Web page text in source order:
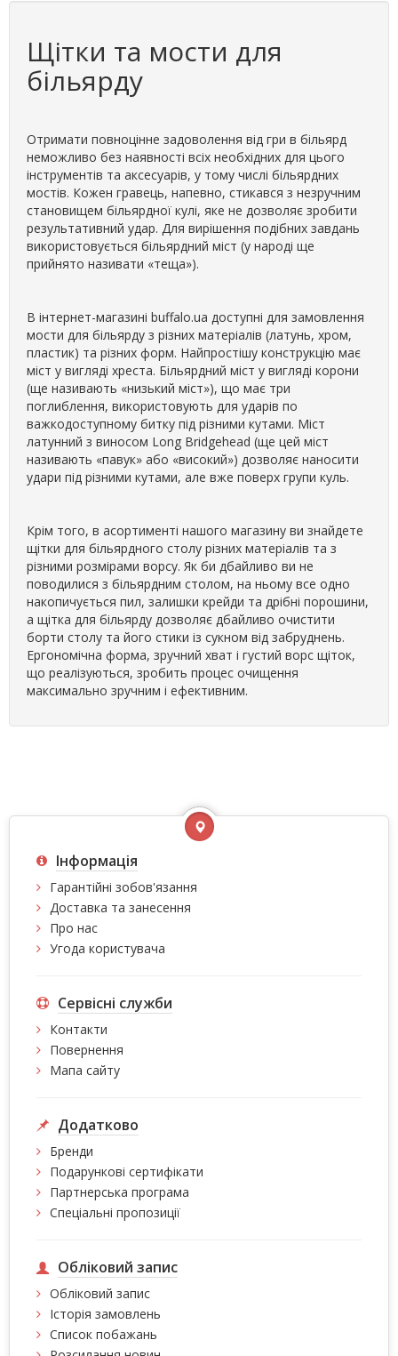
Щітки та мости для
більярду
Отримати повноцінне задоволення від гри в більярд
неможливо без наявності всіх необхідних для цього
інструментів та аксесуарів, у тому числі більярдних
мостів. Кожен гравець, напевно, стикався з незручним
становищем більярдної кулі, яке не дозволяє зробити
результативний удар. Для вирішення подібних завдань
використовується більярдний міст (у народі ще
прийнято називати «теща»).
В інтернет-магазині buffalo.ua доступні для замовлення
мости для більярду з різних матеріалів (латунь, хром,
пластик) та різних форм. Найпростішу конструкцію має
міст у вигляді хреста. Більярдний міст у вигляді корони
(ще називають «низький міст»), що має три
поглиблення, використовують для ударів по
важкодоступному битку під різними кутами. Міст
латунний з виносом Long Bridgehead (ще цей міст
називають «павук» або «високий») дозволяє наносити
удари під різними кутами, але вже поверх групи куль.
Крім того, в асортименті нашого магазину ви знайдете
щітки для більярдного столу різних матеріалів та з
різними розмірами ворсу. Як би дбайливо ви не
поводилися з більярдним столом, на ньому все одно
накопичується пил, залишки крейди та дрібні порошини,
а щітка для більярду дозволяє дбайливо очистити
борти столу та його стики із сукном від забруднень.
Ергономічна форма, зручний хват і густий ворс щіток,
що реалізуються, зробить процес очищення
максимально зручним і ефективним.
Інформація
Гарантійні зобов'язання
Доставка та занесення
Про нас
Угода користувача
Сервісні служби
Контакти
Повернення
Мапа сайту
Додатково
Бренди
Подарункові сертифікати
Партнерська програма
Спеціальні пропозиції
Обліковий запис
Обліковий запис
Історія замовлень
Список побажань